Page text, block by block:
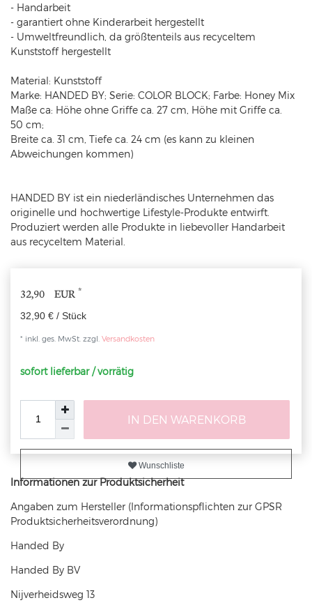
- Handarbeit
- garantiert ohne Kinderarbeit hergestellt
- Umweltfreundlich, da größtenteils aus recyceltem
Kunststoff hergestellt
Material: Kunststoff
Marke: HANDED BY; Serie: COLOR BLOCK; Farbe: Honey Mix
Maße ca: Höhe ohne Griffe ca. 27 cm, Höhe mit Griffe ca.
50 cm;
Breite ca. 31 cm, Tiefe ca. 24 cm (es kann zu kleinen
Abweichungen kommen)
HANDED BY ist ein niederländisches Unternehmen das
originelle und hochwertige Lifestyle-Produkte entwirft.
Produziert werden alle Produkte in liebevoller Handarbeit
aus recyceltem Material.
32,90 EUR *
32,90 € / Stück
* inkl. ges. MwSt. zzgl. Versandkosten
sofort lieferbar / vorrätig
IN DEN WARENKORB
Wunschliste
Informationen zur Produktsicherheit
Angaben zum Hersteller (Informationspflichten zur GPSR
Produktsicherheitsverordnung)
Handed By
Handed By BV
Nijverheidsweg 13